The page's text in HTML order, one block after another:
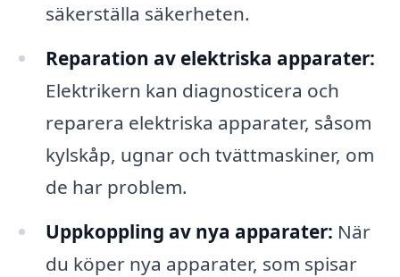
säkerställa säkerheten.
Reparation av elektriska apparater:
Elektrikern kan diagnosticera och
reparera elektriska apparater, såsom
kylskåp, ugnar och tvättmaskiner, om
de har problem.
Uppkoppling av nya apparater: När
du köper nya apparater, som spisar